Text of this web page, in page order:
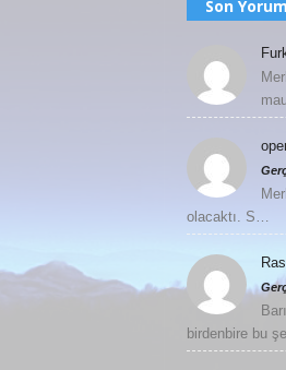
Son
olacaktı. S…
birdenbire bu